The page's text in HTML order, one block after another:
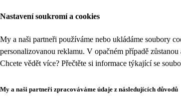
Nastavení soukromí a cookies
My a naši partneři používáme nebo ukládáme soubory
personalizovanou reklamu. V opačném případě
Chcete vědět více? Přečtěte si informace týkající se
My a naši partneři zpracováváme údaje z následujících důvodů